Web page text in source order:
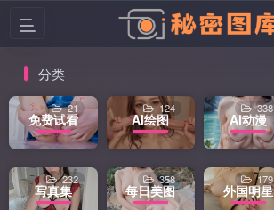
分类
免费试看
21
Ai绘图
124
Ai动漫
338
写真集
232
每日美图
358
外国明星
179